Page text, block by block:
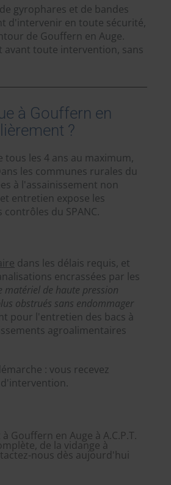
gyrophares et de bandes
d'intervenir en toute sécurité,
de Gouffern en Auge.
avant toute intervention, sans
à Gouffern en
?
les 4 ans au maximum,
les communes rurales du
à l'assainissement non
entretien expose les
du SPANC.
dans les délais requis, et
encrassées par les
matériel de haute pression
obstrués sans endommager
pour l'entretien des bacs à
agroalimentaires
: vous recevez
Gouffern en Auge à A.C.P.T.
de la vidange à
nous dès aujourd'hui